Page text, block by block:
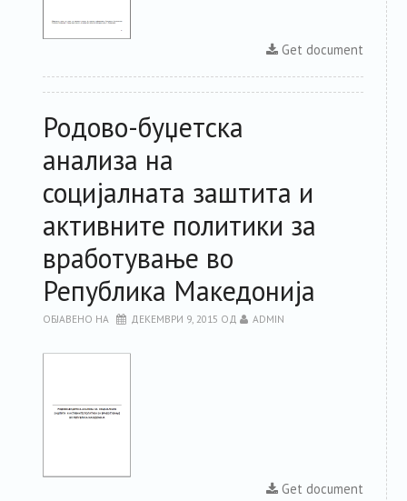
Get document
Родово-буџетска
анализа на
социјалната заштита и
активните политики за
вработување во
Република Македонија
ОБЈАВЕНО НА ДЕКЕМВРИ 9, 2015 ОД ADMIN
Get document